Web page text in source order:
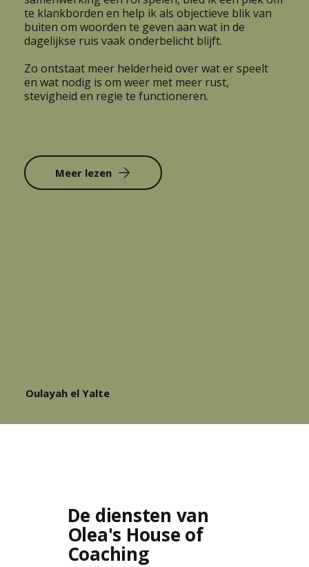
te klankborden en help ik als objectieve blik van
buiten om woorden te geven aan wat in de
dagelijkse ruis vaak onderbelicht blijft.
Zo ontstaat meer helderheid over wat er speelt
en wat nodig is om weer met meer rust,
stevigheid en regie te functioneren.
Meer lezen
Oulayah el Yalte
De diensten van
Olea's House of
Coaching